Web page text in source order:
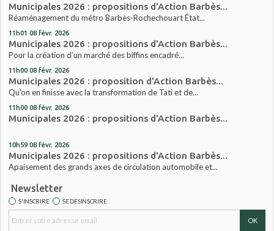
Municipales 2026 : propositions d'Action Barbès...
Réaménagement du métro Barbès-Rochechouart État...
11h01 08 févr. 2026
Municipales 2026 : propositions d'Action Barbès...
Pour la création d’un marché des biffins encadré...
11h00 08 févr. 2026
Municipales 2026 : proposition d'Action Barbès...
Qu’on en finisse avec la transformation de Tati et de...
11h00 08 févr. 2026
Municipales 2026 : propositions d'Action Barbès...
10h59 08 févr. 2026
Municipales 2026 : propositions d'Action Barbès...
Apaisement des grands axes de circulation automobile et...
Newsletter
S'INSCRIRE SE DÉSINSCRIRE